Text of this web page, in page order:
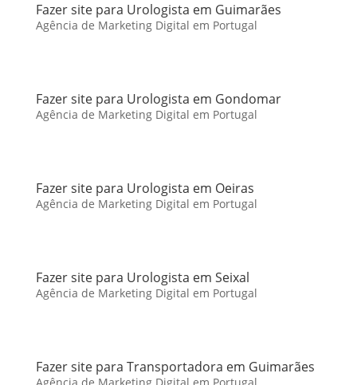
Fazer site para Urologista em Guimarães
Agência de Marketing Digital em Portugal
Fazer site para Urologista em Gondomar
Agência de Marketing Digital em Portugal
Fazer site para Urologista em Oeiras
Agência de Marketing Digital em Portugal
Fazer site para Urologista em Seixal
Agência de Marketing Digital em Portugal
Fazer site para Transportadora em Guimarães